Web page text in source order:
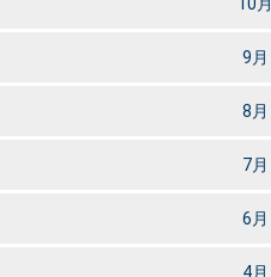
9月
8月
7月
6月
4月